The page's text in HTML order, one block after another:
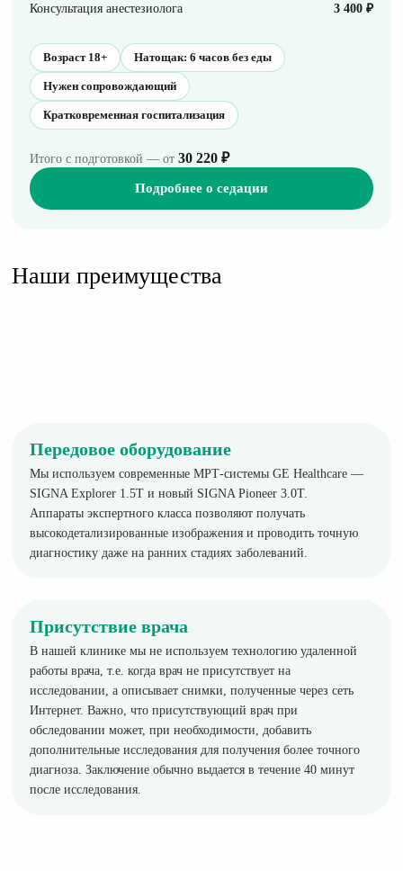
Консультация анестезиолога 3 400 ₽
Возраст 18+ Натощак: 6 часов без еды
Нужен сопровождающий
Кратковременная госпитализация
Итого с подготовкой — от 30 220 ₽
Подробнее о седации
Наши преимущества
Передовое оборудование
Мы используем современные МРТ-системы GE Healthcare —
SIGNA Explorer 1.5T и новый SIGNA Pioneer 3.0T.
Аппараты экспертного класса позволяют получать
высокодетализированные изображения и проводить точную
диагностику даже на ранних стадиях заболеваний.
Присутствие врача
В нашей клинике мы не используем технологию удаленной
работы врача, т.е. когда врач не присутствует на
исследовании, а описывает снимки, полученные через сеть
Интернет. Важно, что присутствующий врач при
обследовании может, при необходимости, добавить
дополнительные исследования для получения более точного
диагноза. Заключение обычно выдается в течение 40 минут
после исследования.